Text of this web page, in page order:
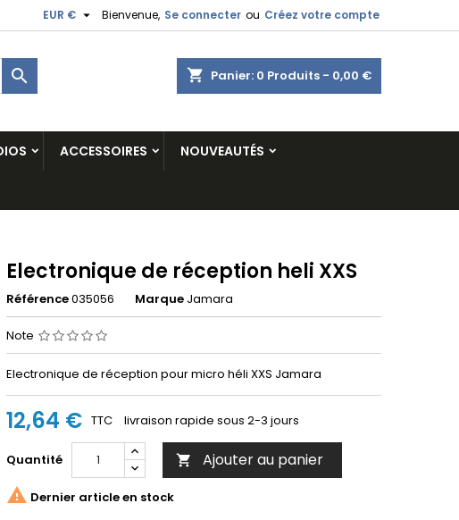
Bienvenue, Se connecter ou Créez votre compte
EUR € 
shopping_cart Panier: 0 Produits - 0,00 €

ACCESSOIRES NOUVEAUTÉS
Electronique de réception heli XXS
Référence035056 Marque Jamara
Note
Electronique de réception pour micro héli XXS Jamara
12,64 € TTC livraison rapide sous 2-3 jours
Quantité  Ajouter au panier
 Dernier article en stock